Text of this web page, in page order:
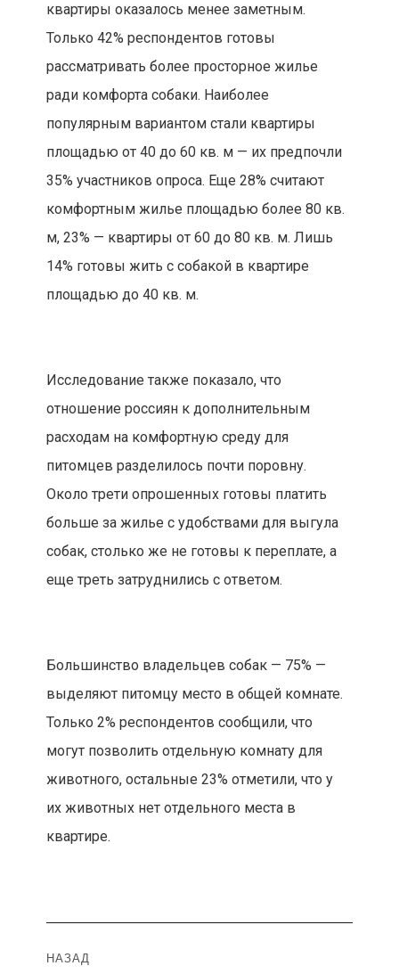
квартиры оказалось менее заметным.
Только 42% респондентов готовы
рассматривать более просторное жилье
ради комфорта собаки. Наиболее
популярным вариантом стали квартиры
площадью от 40 до 60 кв. м — их предпочли
35% участников опроса. Еще 28% считают
комфортным жилье площадью более 80 кв.
м, 23% — квартиры от 60 до 80 кв. м. Лишь
14% готовы жить с собакой в квартире
площадью до 40 кв. м.
Исследование также показало, что
отношение россиян к дополнительным
расходам на комфортную среду для
питомцев разделилось почти поровну.
Около трети опрошенных готовы платить
больше за жилье с удобствами для выгула
собак, столько же не готовы к переплате, а
еще треть затруднились с ответом.
Большинство владельцев собак — 75% —
выделяют питомцу место в общей комнате.
Только 2% респондентов сообщили, что
могут позволить отдельную комнату для
животного, остальные 23% отметили, что у
их животных нет отдельного места в
квартире.
Навигация
НАЗАД